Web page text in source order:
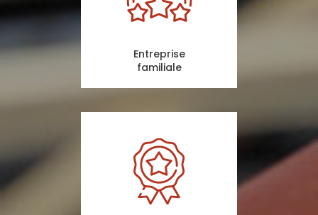
Entreprise
familiale